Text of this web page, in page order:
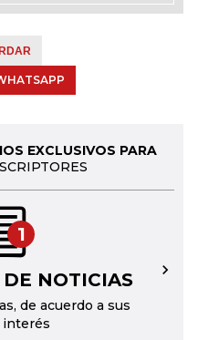
EXCLUSIVOS PARA
1
NOTICIAS
de acuerdo a sus
interés
→